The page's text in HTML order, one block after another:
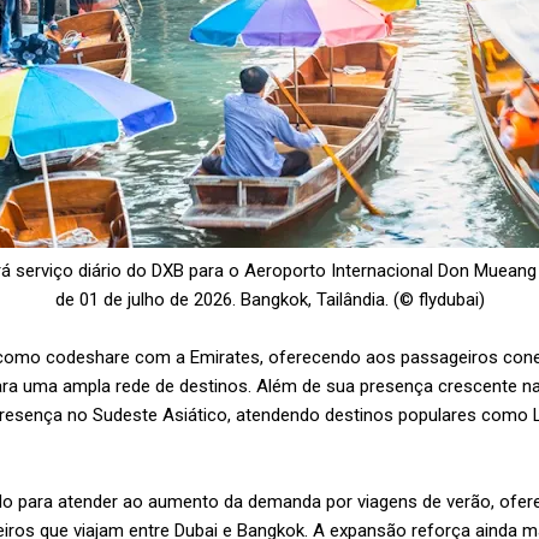
serviço diário do DXB para o Aeroporto Internacional Don
de 01 de julho de 2026. Bangkok, Tailândia. (© flydubai)
codeshare com a Emirates, oferecendo aos passageiros
uma ampla rede de destinos. Além de sua presença crescente
no Sudeste Asiático, atendendo destinos populares como
para atender ao aumento da demanda por viagens de verão,
que viajam entre Dubai e Bangkok. A expansão reforça ainda